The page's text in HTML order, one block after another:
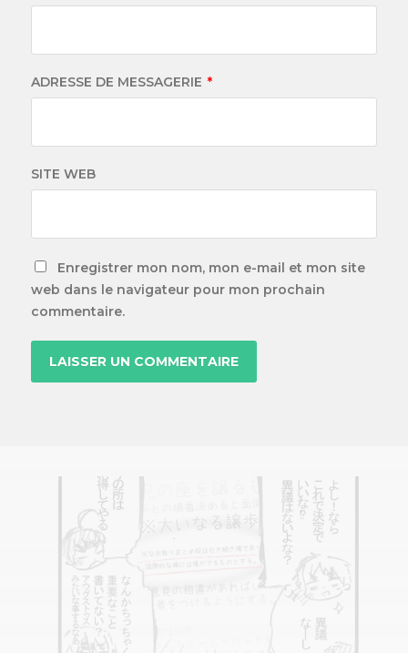
ADRESSE DE MESSAGERIE *
SITE WEB
Enregistrer mon nom, mon e-mail et mon site
web dans le navigateur pour mon prochain
commentaire.